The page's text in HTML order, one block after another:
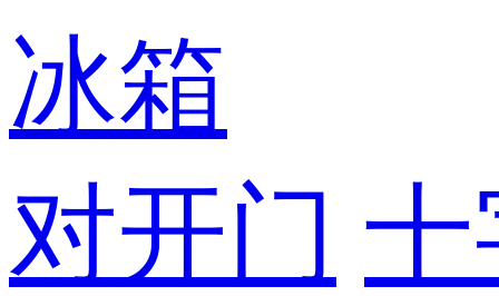
冰箱
对开门